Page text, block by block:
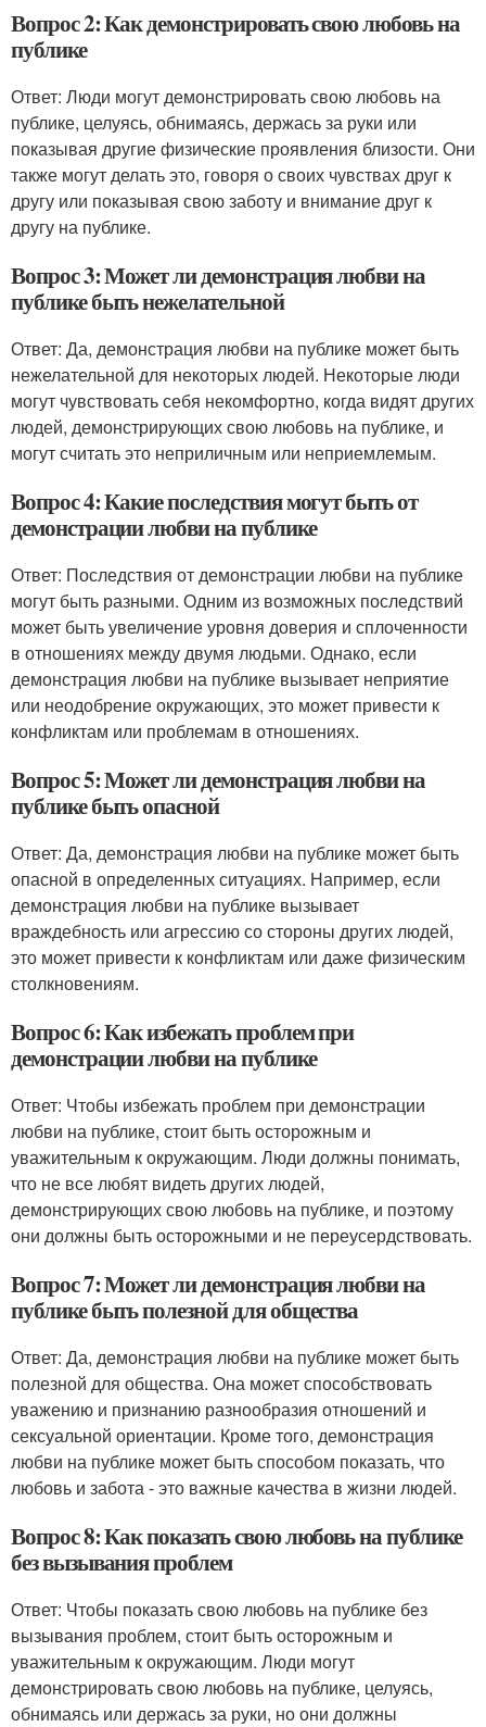
Вопрос 2: Как демонстрировать свою любовь на
публике
Ответ: Люди могут демонстрировать свою любовь на
публике, целуясь, обнимаясь, держась за руки или
показывая другие физические проявления близости. Они
также могут делать это, говоря о своих чувствах друг к
другу или показывая свою заботу и внимание друг к
другу на публике.
Вопрос 3: Может ли демонстрация любви на
публике быть нежелательной
Ответ: Да, демонстрация любви на публике может быть
нежелательной для некоторых людей. Некоторые люди
могут чувствовать себя некомфортно, когда видят других
людей, демонстрирующих свою любовь на публике, и
могут считать это неприличным или неприемлемым.
Вопрос 4: Какие последствия могут быть от
демонстрации любви на публике
Ответ: Последствия от демонстрации любви на публике
могут быть разными. Одним из возможных последствий
может быть увеличение уровня доверия и сплоченности
в отношениях между двумя людьми. Однако, если
демонстрация любви на публике вызывает неприятие
или неодобрение окружающих, это может привести к
конфликтам или проблемам в отношениях.
Вопрос 5: Может ли демонстрация любви на
публике быть опасной
Ответ: Да, демонстрация любви на публике может быть
опасной в определенных ситуациях. Например, если
демонстрация любви на публике вызывает
враждебность или агрессию со стороны других людей,
это может привести к конфликтам или даже физическим
столкновениям.
Вопрос 6: Как избежать проблем при
демонстрации любви на публике
Ответ: Чтобы избежать проблем при демонстрации
любви на публике, стоит быть осторожным и
уважительным к окружающим. Люди должны понимать,
что не все любят видеть других людей,
демонстрирующих свою любовь на публике, и поэтому
они должны быть осторожными и не переусердствовать.
Вопрос 7: Может ли демонстрация любви на
публике быть полезной для общества
Ответ: Да, демонстрация любви на публике может быть
полезной для общества. Она может способствовать
уважению и признанию разнообразия отношений и
сексуальной ориентации. Кроме того, демонстрация
любви на публике может быть способом показать, что
любовь и забота - это важные качества в жизни людей.
Вопрос 8: Как показать свою любовь на публике
без вызывания проблем
Ответ: Чтобы показать свою любовь на публике без
вызывания проблем, стоит быть осторожным и
уважительным к окружающим. Люди могут
демонстрировать свою любовь на публике, целуясь,
обнимаясь или держась за руки, но они должны